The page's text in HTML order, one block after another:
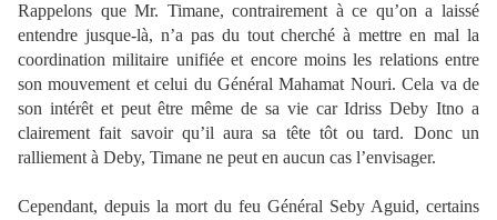
Rappelons que Mr. Timane, contrairement à ce qu’on a laissé
entendre jusque-là, n’a pas du tout cherché à mettre en mal la
coordination militaire unifiée et encore moins les relations entre
son mouvement et celui du Général Mahamat Nouri. Cela va de
son intérêt et peut être même de sa vie car Idriss Deby Itno a
clairement fait savoir qu’il aura sa tête tôt ou tard. Donc un
ralliement à Deby, Timane ne peut en aucun cas l’envisager.
Cependant, depuis la mort du feu Général Seby Aguid, certains